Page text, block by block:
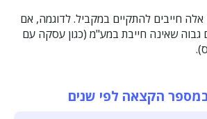
חייבים להתקיים במקביל. לדוגמה, אם
שאינה חייבת במע"מ (כגון עסקה עם
הקצאה לפי שנים